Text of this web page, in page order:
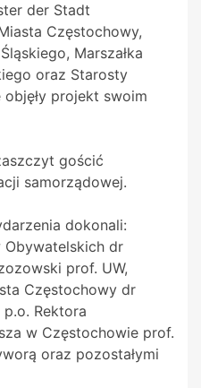
der Stadt
Częstochowy,
Marszałka
oraz Starosty
projekt swoim
gościć
samorządowej.
dokonali:
Obywatelskich dr
prof. UW,
Częstochowy dr
Rektora
w Częstochowie prof.
oraz pozostałymi